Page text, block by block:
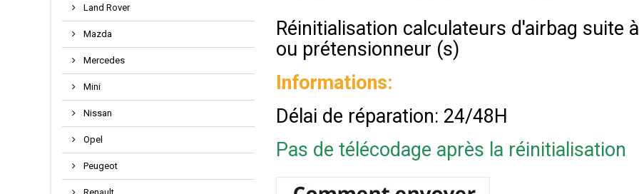
Land Rover
Mazda
Mercedes
Mini
Nissan
Opel
Peugeot
Réinitialisation calculateurs d'airbag suite
ou prétensionneur (s)
Informations:
Délai de réparation: 24/48H
Pas de télécodage après la réinitialisation